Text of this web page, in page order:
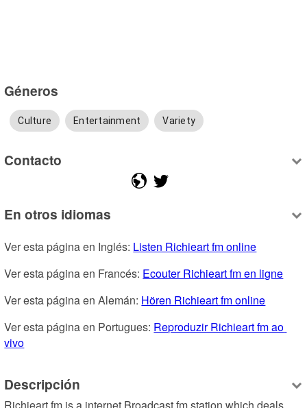
Géneros
Culture Entertainment Variety
Contacto
En otros idiomas
Ver esta página en Inglés: Listen Richieart fm online
Ver esta página en Francés: Ecouter Richieart fm en ligne
Ver esta página en Alemán: Hören Richieart fm online
Ver esta página en Portugues: Reproduzir Richieart fm ao
vivo
Descripción